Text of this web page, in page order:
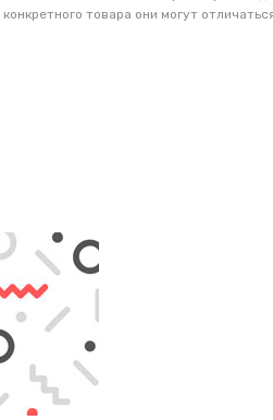
товара они могут